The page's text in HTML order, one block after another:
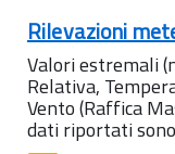
Rilevazioni
Valori estremali
Relativa,
Vento (Raffica
dati riportati